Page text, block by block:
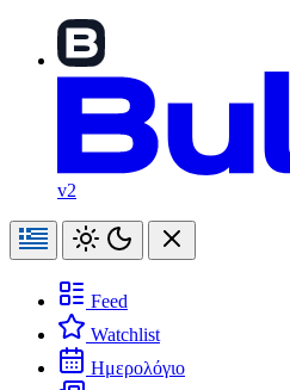
v2
Feed
Watchlist
Ημερολόγιο